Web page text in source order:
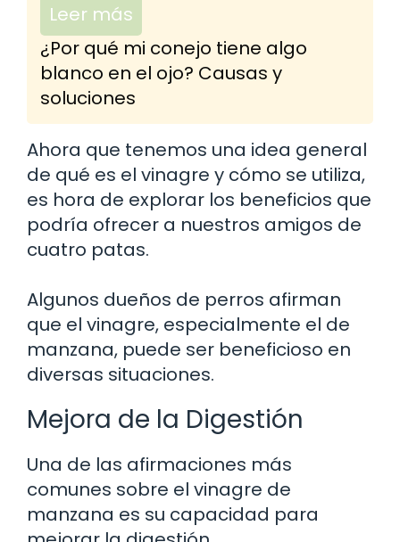
Leer más
¿Por qué mi conejo tiene algo
blanco en el ojo? Causas y
soluciones
Ahora que tenemos una idea general
de qué es el vinagre y cómo se utiliza,
es hora de explorar los beneficios que
podría ofrecer a nuestros amigos de
cuatro patas.
Algunos dueños de perros afirman
que el vinagre, especialmente el de
manzana, puede ser beneficioso en
diversas situaciones.
Mejora de la Digestión
Una de las afirmaciones más
comunes sobre el vinagre de
manzana es su capacidad para